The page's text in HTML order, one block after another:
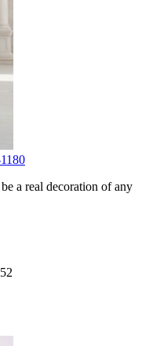
a real decoration of any
52